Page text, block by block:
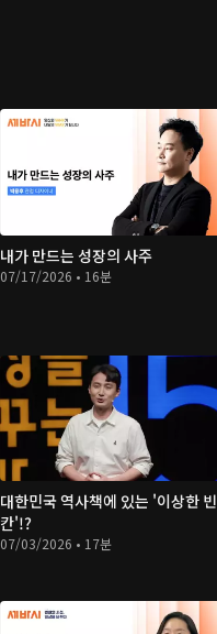
내가 만드는 성장의 사주
07/17/2026 • 16분
대한민국 역사책에 있는 '이상한 빈
칸'!?
07/03/2026 • 17분